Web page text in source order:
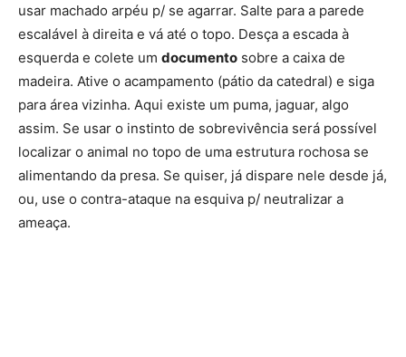
usar machado arpéu p/ se agarrar. Salte para a parede
escalável à direita e vá até o topo. Desça a escada à
esquerda e colete um documento sobre a caixa de
madeira. Ative o acampamento (pátio da catedral) e siga
para área vizinha. Aqui existe um puma, jaguar, algo
assim. Se usar o instinto de sobrevivência será possível
localizar o animal no topo de uma estrutura rochosa se
alimentando da presa. Se quiser, já dispare nele desde já,
ou, use o contra-ataque na esquiva p/ neutralizar a
ameaça.